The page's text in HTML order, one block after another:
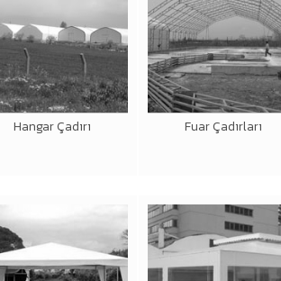
Hangar Çadırı Fuar Çadırları